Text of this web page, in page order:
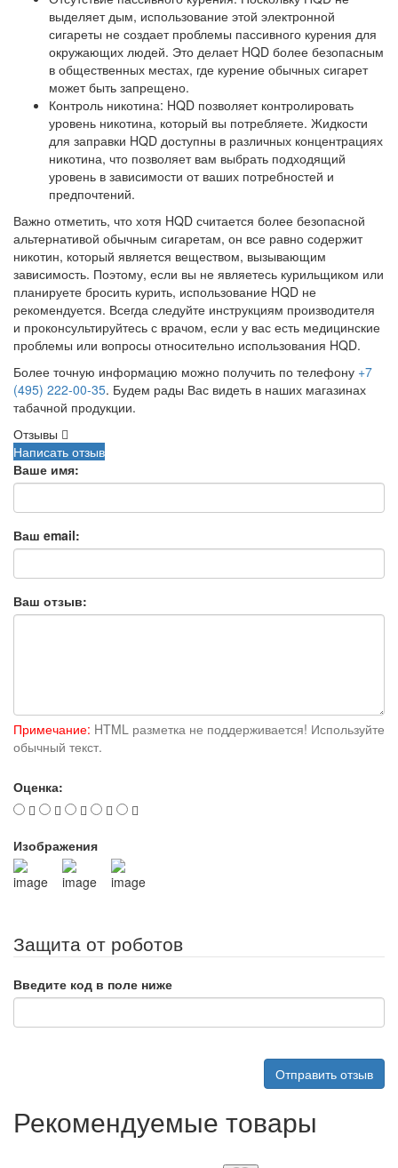
выделяет дым, использование этой электронной
сигареты не создает проблемы пассивного курения для
окружающих людей. Это делает HQD более безопасным
в общественных местах, где курение обычных сигарет
может быть запрещено.
Контроль никотина: HQD позволяет контролировать
уровень никотина, который вы потребляете. Жидкости
для заправки HQD доступны в различных концентрациях
никотина, что позволяет вам выбрать подходящий
уровень в зависимости от ваших потребностей и
предпочтений.
Важно отметить, что хотя HQD считается более безопасной
альтернативой обычным сигаретам, он все равно содержит
никотин, который является веществом, вызывающим
зависимость. Поэтому, если вы не являетесь курильщиком или
планируете бросить курить, использование HQD не
рекомендуется. Всегда следуйте инструкциям производителя
и проконсультируйтесь с врачом, если у вас есть медицинские
проблемы или вопросы относительно использования HQD.
Более точную информацию можно получить по телефону +7
(495) 222-00-35. Будем рады Вас видеть в наших магазинах
табачной продукции.
Отзывы
Написать отзыв
Ваше имя:
Ваш email:
Ваш отзыв:
Примечание: HTML разметка не поддерживается! Используйте
обычный текст.
Оценка:
Изображения
Защита от роботов
Введите код в поле ниже
Отправить отзыв
Рекомендуемые товары